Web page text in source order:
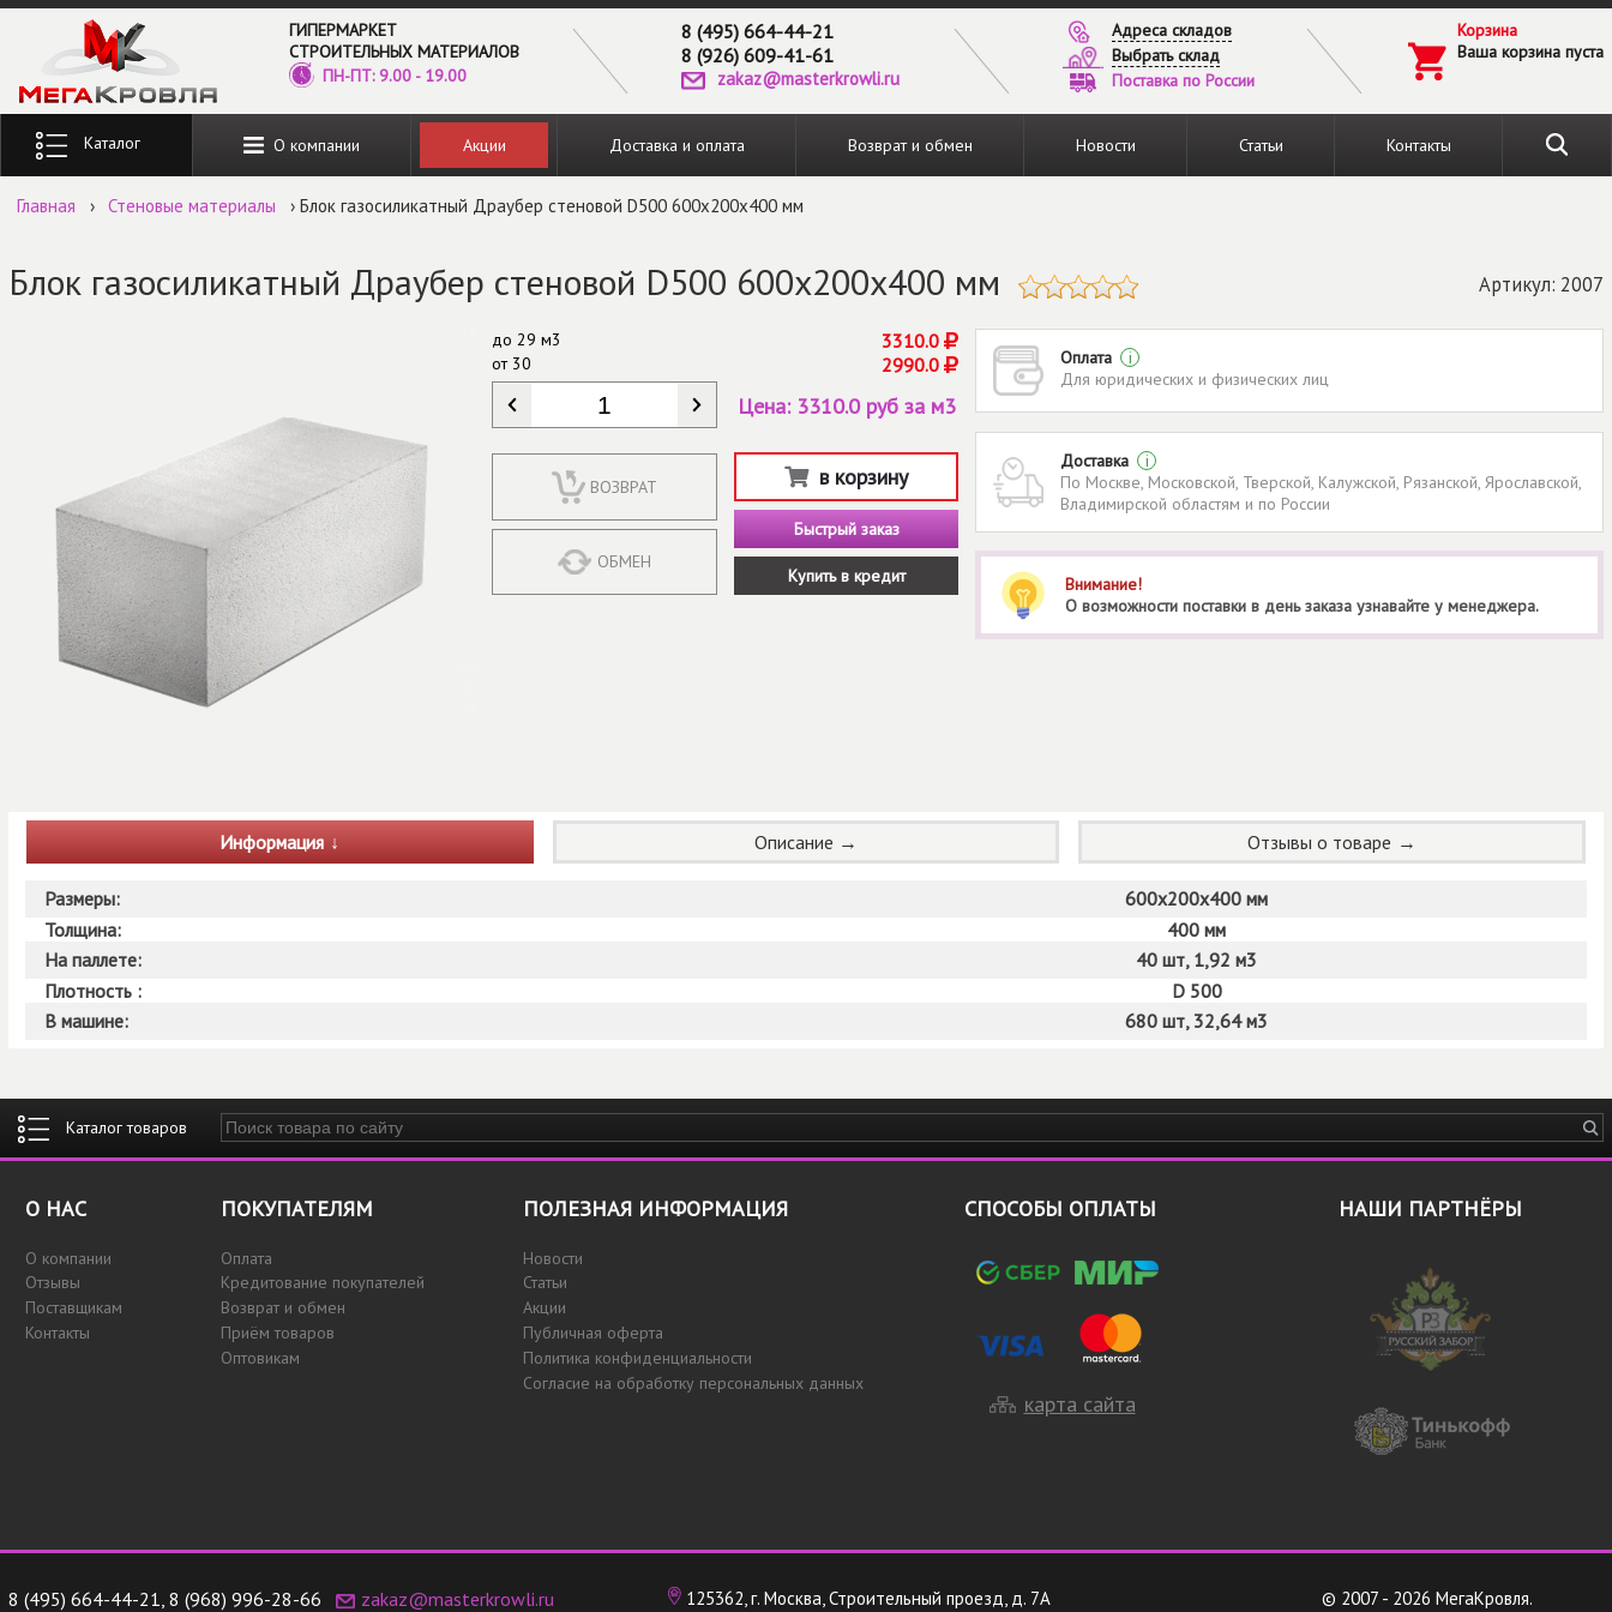
Перейти к основному содержанию
ГИПЕРМАРКЕТ
СТРОИТЕЛЬНЫХ МАТЕРИАЛОВ
ПН-ПТ: 9.00 - 19.00
8 (495) 664-44-21
8 (926) 609-41-61
zakaz@masterkrowli.ru
Адреса складов
Выбрать склад
Поставка по России
Корзина
Ваша корзина пуста
О компании Акции Доставка и оплата Возврат и обмен Новости Статьи Контакты
Введите ключевые слова для поиска
Главная › Стеновые материалы › Блок газосиликатный Драубер стеновой D500 600х200х400 мм
Блок газосиликатный Драубер стеновой D500 600х200х400 мм Артикул: 2007
до 29 м3 3310.0
от30 2990.0
КОЛИЧЕСТВО*
ВОЗВРАТ
ОБМЕН
Цена: 3310.0 руб за м3
в корзину
Быстрый заказ
Купить в кредит
Оплата
i
Для юридических и физических лиц
Доставка
i
По Москве, Московской, Тверской, Калужской, Рязанской, Ярославской,
Владимирской областям и по России
Внимание!
О возможности поставки в день заказа узнавайте у менеджера.
Информация Описание Отзывы о товаре
Размеры:
600х200х400 мм
Толщина:
400 мм
На паллете:
40 шт, 1,92 м3
Плотность :
D 500
В машине:
680 шт, 32,64 м3
Введите ключевые слова для поиска
О НАС
О компании
Отзывы
Поставщикам
Контакты
ПОКУПАТЕЛЯМ
Оплата
Кредитование покупателей
Возврат и обмен
Приём товаров
Оптовикам
ПОЛЕЗНАЯ ИНФОРМАЦИЯ
Новости
Статьи
Акции
Публичная оферта
Политика конфиденциальности
Согласие на обработку персональных данных
СПОСОБЫ ОПЛАТЫ
карта сайта
НАШИ ПАРТНЁРЫ
8 (495) 664-44-21 8 (968) 996-28-66 zakaz@masterkrowli.ru 125362, г. Москва, Строительный проезд, д. 7А
© 2007 - 2026 МегаКровля.